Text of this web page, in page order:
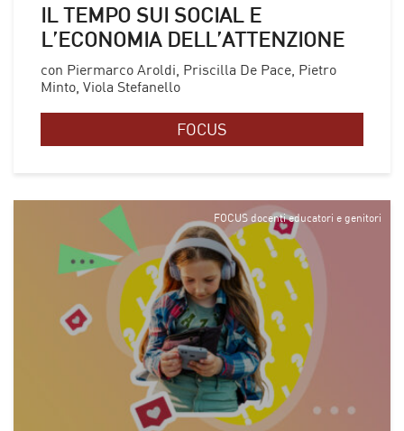
IL TEMPO SUI SOCIAL E
L’ECONOMIA DELL’ATTENZIONE
con Piermarco Aroldi, Priscilla De Pace, Pietro
Minto, Viola Stefanello
FOCUS
FOCUS docenti educatori e genitori